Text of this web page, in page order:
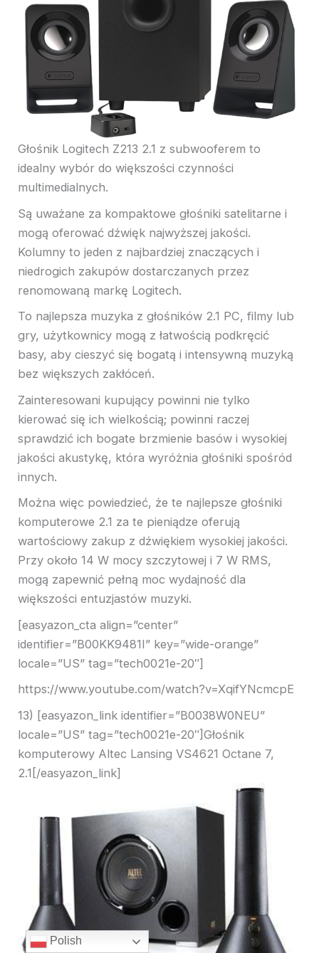
Głośnik Logitech Z213 2.1 z subwooferem to
idealny wybór do większości czynności
multimedialnych.
Są uważane za kompaktowe głośniki satelitarne i
mogą oferować dźwięk najwyższej jakości.
Kolumny to jeden z najbardziej znaczących i
niedrogich zakupów dostarczanych przez
renomowaną markę Logitech.
To najlepsza muzyka z głośników 2.1 PC, filmy lub
gry, użytkownicy mogą z łatwością podkręcić
basy, aby cieszyć się bogatą i intensywną muzyką
bez większych zakłóceń.
Zainteresowani kupujący powinni nie tylko
kierować się ich wielkością; powinni raczej
sprawdzić ich bogate brzmienie basów i wysokiej
jakości akustykę, która wyróżnia głośniki spośród
innych.
Można więc powiedzieć, że te najlepsze głośniki
komputerowe 2.1 za te pieniądze oferują
wartościowy zakup z dźwiękiem wysokiej jakości.
Przy około 14 W mocy szczytowej i 7 W RMS,
mogą zapewnić pełną moc wydajność dla
większości entuzjastów muzyki.
[easyazon_cta align=”center”
identifier=”B00KK9481I” key=”wide-orange”
locale=”US” tag=”tech0021e-20″]
https://www.youtube.com/watch?v=XqifYNcmcpE
13) [easyazon_link identifier=”B0038W0NEU”
locale=”US” tag=”tech0021e-20″]Głośnik
komputerowy Altec Lansing VS4621 Octane 7,
2.1[/easyazon_link]
Polish